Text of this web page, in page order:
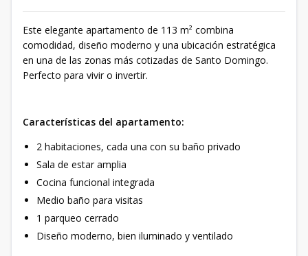
Este elegante apartamento de 113 m² combina
comodidad, diseño moderno y una ubicación estratégica
en una de las zonas más cotizadas de Santo Domingo.
Perfecto para vivir o invertir.
Características del apartamento:
2 habitaciones, cada una con su baño privado
Sala de estar amplia
Cocina funcional integrada
Medio baño para visitas
1 parqueo cerrado
Diseño moderno, bien iluminado y ventilado